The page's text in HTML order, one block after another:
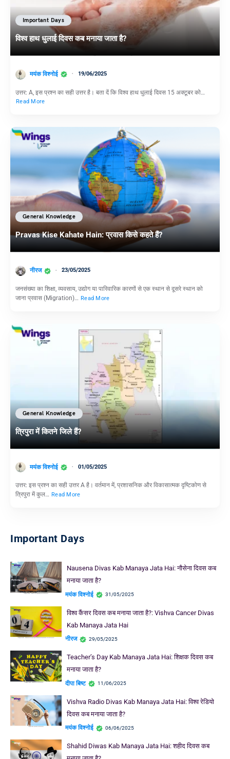
Important Days
विश्व हाथ धुलाई दिवस कब मनाया जाता है?
मयंक विश्नोई 19/06/2025
उत्तर: A, इस प्रश्न का सही उत्तर है। बता दें कि विश्व हाथ धुलाई दिवस 15 अक्टूबर को…
Read More
General Knowledge
Pravas Kise Kahate Hain: प्रवास किसे कहते हैं?
नीरज 23/05/2025
जनसंख्या का शिक्षा, व्यवसाय, उद्योग या पारिवारिक कारणों से एक स्थान से दूसरे स्थान को
जाना प्रवास (Migration)… Read More
General Knowledge
त्रिपुरा में कितने जिले हैं?
मयंक विश्नोई 01/05/2025
उत्तर: इस प्रश्न का सही उत्तर A है। वर्तमान में, प्रशासनिक और विकासात्मक दृष्टिकोण से
त्रिपुरा में कुल… Read More
Important Days
Nausena Divas Kab Manaya Jata Hai: नौसेना दिवस कब
मनाया जाता है?
मयंक विश्नोई 31/05/2025
विश्व कैंसर दिवस कब मनाया जाता है?: Vishva Cancer Divas
Kab Manaya Jata Hai
नीरज 29/05/2025
Teacher’s Day Kab Manaya Jata Hai: शिक्षक दिवस कब
मनाया जाता है?
दीपा बिष्ट 11/06/2025
Vishva Radio Divas Kab Manaya Jata Hai: विश्व रेडियो
दिवस कब मनाया जाता है?
मयंक विश्नोई 06/06/2025
Shahid Diwas Kab Manaya Jata Hai: शहीद दिवस कब